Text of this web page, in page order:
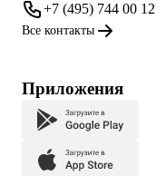
+7 (495) 744 00 12
Все контакты
Приложения